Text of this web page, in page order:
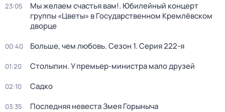
23:05
Мы желаем счастья вам!. Юбилейный концерт
группы «Цветы» в Государственном Кремлёвском
дворце
00:40 Больше, чем любовь. Сезон 1. Серия 222-я
01:20 Столыпин. У премьер-министра мало друзей
02:10 Садко
03:35 Последняя невеста Змея Горыныча